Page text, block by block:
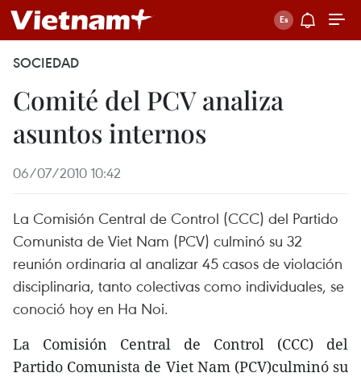
SOCIEDAD
Comité del PCV analiza
asuntos internos
06/07/2010 10:42
La Comisión Central de Control (CCC) del Partido
Comunista de Viet Nam (PCV) culminó su 32
reunión ordinaria al analizar 45 casos de violación
disciplinaria, tanto colectivas como individuales, se
conoció hoy en Ha Noi.
La Comisión Central de Control (CCC) del
Partido Comunista de Viet Nam (PCV)culminó su